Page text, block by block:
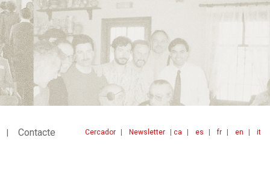
ca es fr en it
Cercador Newsletter
Contacte